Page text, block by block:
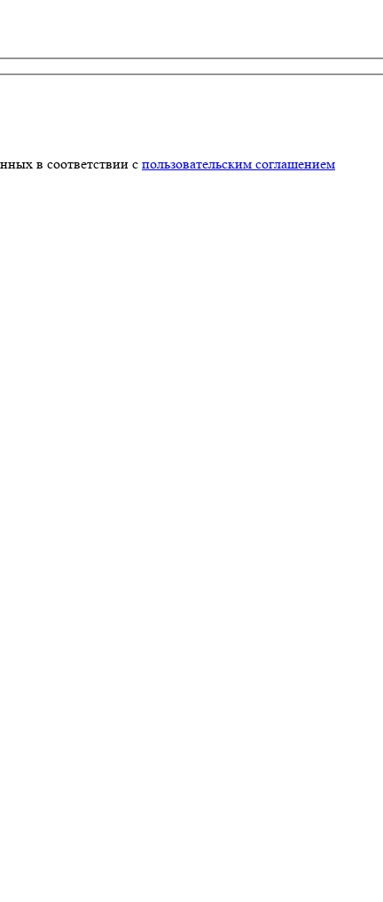
в соответствии с пользовательским соглашением